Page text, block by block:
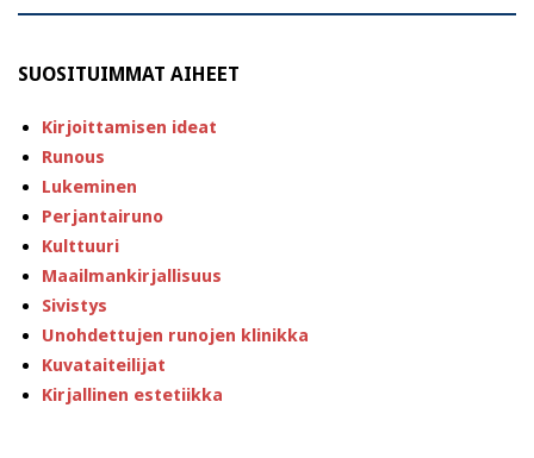
SUOSITUIMMAT AIHEET
Kirjoittamisen ideat
Runous
Lukeminen
Perjantairuno
Kulttuuri
Maailmankirjallisuus
Sivistys
Unohdettujen runojen klinikka
Kuvataiteilijat
Kirjallinen estetiikka